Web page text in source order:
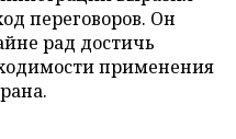
переговоров. Он
рад достичь
применения